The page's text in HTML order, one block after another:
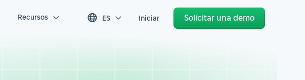
Recursos ES Iniciar Solicitar una demo